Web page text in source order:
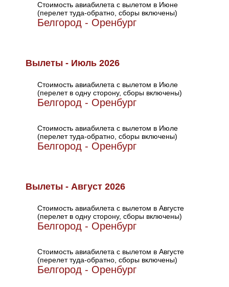
Стоимость авиабилета с вылетом в Июне
(перелет туда-обратно, сборы включены)
Белгород - Оренбург
Вылеты - Июль 2026
Стоимость авиабилета с вылетом в Июле
(перелет в одну сторону, сборы включены)
Белгород - Оренбург
Стоимость авиабилета с вылетом в Июле
(перелет туда-обратно, сборы включены)
Белгород - Оренбург
Вылеты - Август 2026
Стоимость авиабилета с вылетом в Августе
(перелет в одну сторону, сборы включены)
Белгород - Оренбург
Стоимость авиабилета с вылетом в Августе
(перелет туда-обратно, сборы включены)
Белгород - Оренбург